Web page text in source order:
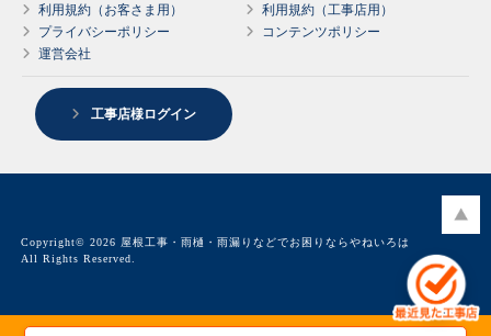
利用規約（お客さま用）
利用規約（工事店用）
プライバシーポリシー
コンテンツポリシー
運営会社
工事店様ログイン
Copyright© 2026 屋根工事・雨樋・雨漏りなどでお困りならやねいろは
All Rights Reserved.